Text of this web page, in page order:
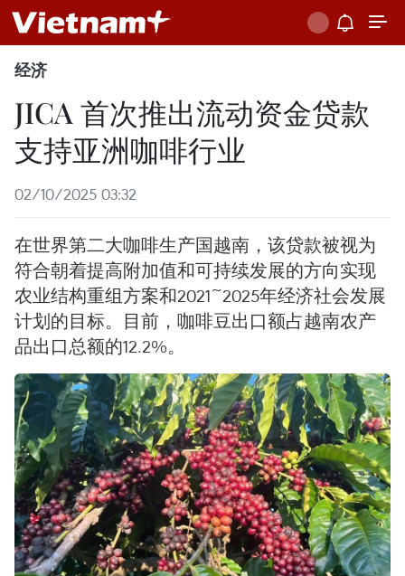
经济
JICA 首次推出流动资金贷款
支持亚洲咖啡行业
02/10/2025 03:32
在世界第二大咖啡生产国越南，该贷款被视为
符合朝着提高附加值和可持续发展的方向实现
农业结构重组方案和2021~2025年经济社会发展
计划的目标。目前，咖啡豆出口额占越南农产
品出口总额的12.2%。